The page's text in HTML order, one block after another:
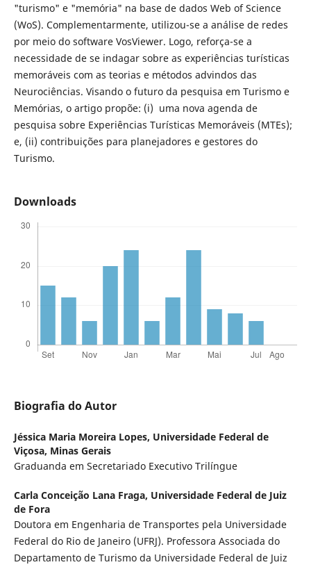
"turismo" e "memória" na base de dados Web of Science
(WoS). Complementarmente, utilizou-se a análise de redes
por meio do software VosViewer. Logo, reforça-se a
necessidade de se indagar sobre as experiências turísticas
memoráveis com as teorias e métodos advindos das
Neurociências. Visando o futuro da pesquisa em Turismo e
Memórias, o artigo propõe: (i) uma nova agenda de
pesquisa sobre Experiências Turísticas Memoráveis (MTEs);
e, (ii) contribuições para planejadores e gestores do
Turismo.
Downloads
Biografia do Autor
Jéssica Maria Moreira Lopes, Universidade Federal de
Viçosa, Minas Gerais
Graduanda em Secretariado Executivo Trilíngue
Carla Conceição Lana Fraga, Universidade Federal de Juiz
de Fora
Doutora em Engenharia de Transportes pela Universidade
Federal do Rio de Janeiro (UFRJ). Professora Associada do
Departamento de Turismo da Universidade Federal de Juiz